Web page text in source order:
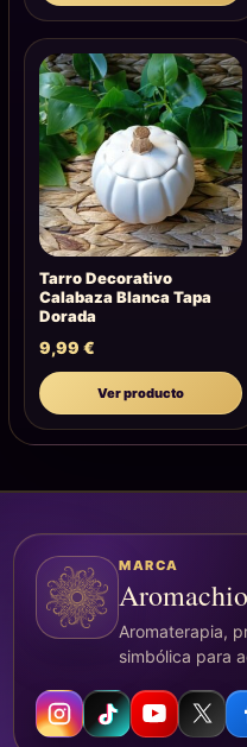
Tarro Decorativo
Calabaza Blanca Tapa
Dorada
9,99 €
Ver producto
MARCA
Aromachio
Aromaterapia,
simbólica para